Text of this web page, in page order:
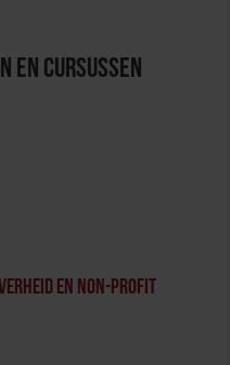
en Cursussen
en non-profit